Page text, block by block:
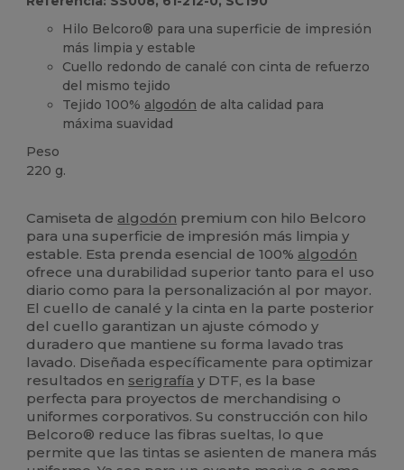
Hilo Belcoro® para una superficie de impresión
más limpia y estable
Cuello redondo de canalé con cinta de refuerzo
del mismo tejido
Tejido 100% algodón de alta calidad para
máxima suavidad
Peso
220 g.
Camiseta de algodón premium con hilo Belcoro
para una superficie de impresión más limpia y
estable. Esta prenda esencial de 100% algodón
ofrece una durabilidad superior tanto para el uso
diario como para la personalización al por mayor.
El cuello de canalé y la cinta en la parte posterior
del cuello garantizan un ajuste cómodo y
duradero que mantiene su forma lavado tras
lavado. Diseñada específicamente para optimizar
resultados en serigrafía y DTF, es la base
perfecta para proyectos de merchandising o
uniformes corporativos. Su construcción con hilo
Belcoro® reduce las fibras sueltas, lo que
permite que las tintas se asienten de manera más